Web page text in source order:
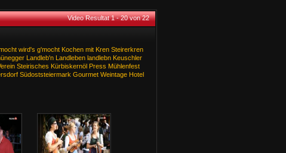
Video Resultat 1 - 20 von 22
wird's g'mocht Kochen mit Kren Steirerkren
Landleb'n Landleben landlebn Keuschler
Steirisches Kürbiskernöl Press Mühlenfest
Südoststeiermark Gourmet Weintage Hotel